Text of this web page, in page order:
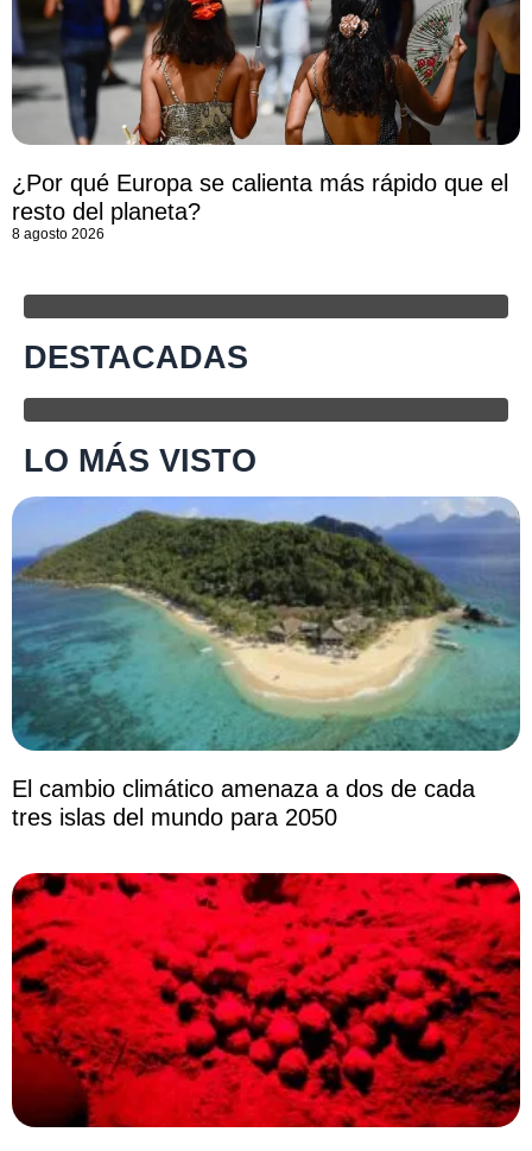
¿Por qué Europa se calienta más rápido que el
resto del planeta?
8 agosto 2026
DESTACADAS
LO MÁS VISTO
El cambio climático amenaza a dos de cada
tres islas del mundo para 2050